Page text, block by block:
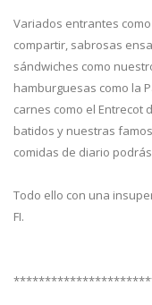
Variados entrantes
compartir, sabrosas
sándwiches como
hamburguesas como la
carnes como el Entrecot
batidos y nuestras
comidas de diario
Todo ello con una
FI.